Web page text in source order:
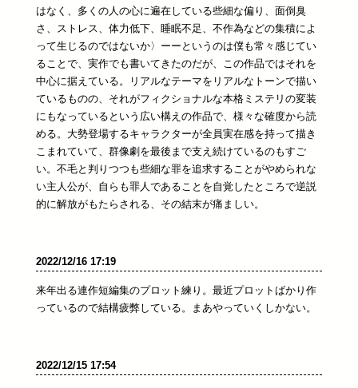
はなく、多くの人の心に遍在している些細な偏り、面倒臭
さ、ストレス、体力低下、睡眠不足、不作為などの集積によ
って生じるのではないか〉ーーというのは僕も常々感じてい
ることで、実作でも書いてきたのだが、この作品ではそれを
中心に据えている。リアルなテーマをリアルなトーンで描い
ているものの、それがフィクショナルな本格ミステリの変装
にもなっているという広い構えの作品で、様々な確度から読
める。大勢登場するキャラクターが全員実在感を持って描き
こまれていて、群像劇を最後まで支え続けているのもすご
い。不毛と判りつつも些細な罪を追求することがやめられな
い主人公が、自らも罪人であることを自覚したところで逆説
的に解放がもたらされる、その結末が痛ましい。
2022/12/16 17:19
来年出る連作短編集のプロット練り。最近プロットばかり作
っているので結構疲弊している。まあやっていくしかない。
2022/12/15 17:54